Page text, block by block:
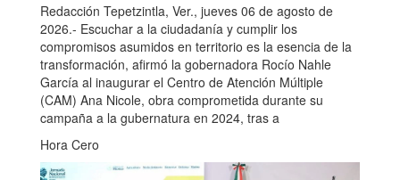
Redacción Tepetzintla, Ver., jueves 06 de agosto de
2026.- Escuchar a la ciudadanía y cumplir los
compromisos asumidos en territorio es la esencia de la
transformación, afirmó la gobernadora Rocío Nahle
García al inaugurar el Centro de Atención Múltiple
(CAM) Ana Nicole, obra comprometida durante su
campaña a la gubernatura en 2024, tras a
Hora Cero